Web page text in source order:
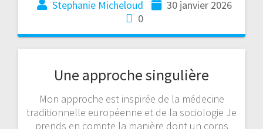
Stephanie Micheloud
30 janvier 2026
0
Une approche singulière
Mon approche est inspirée de la médecine
traditionnelle européenne et de la sociologie Je
prends en compte la manière dont un corps